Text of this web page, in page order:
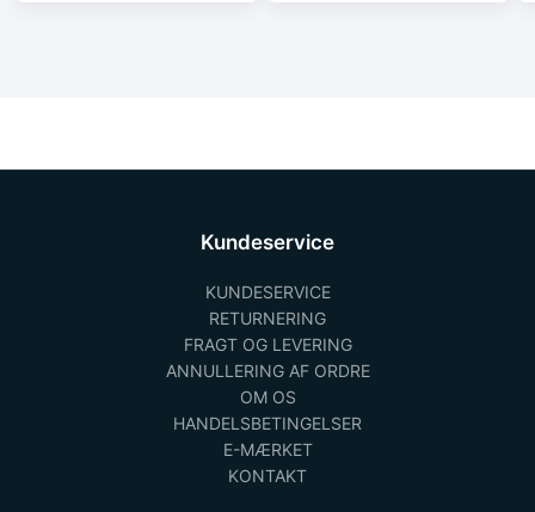
Kundeservice
KUNDESERVICE
RETURNERING
FRAGT OG LEVERING
ANNULLERING AF ORDRE
OM OS
HANDELSBETINGELSER
E-MÆRKET
KONTAKT